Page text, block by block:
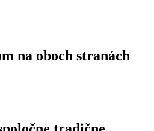
na oboch stranách